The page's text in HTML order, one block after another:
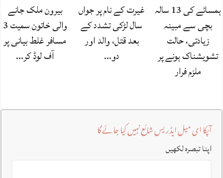
ہمسائے کی 13 سالہ
بچی سے مبینہ
زیادتی، حالت
تشویشناک ہونے پر
ملزم فرار
غیرت کے نام پر جواں
سال لڑکی تشدد کے
بعد قتل، والد اور
دو…
بیرون ملک جانے
والی خاتون سمیت 3
مسافر غلط بیانی پر
آف لوڈ کر…
آپکا ای میل ایڈریس شائع نہیں کیا جائے گا
اپنا تبصرہ لکھیں